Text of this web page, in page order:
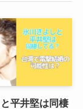
平井堅は同棲